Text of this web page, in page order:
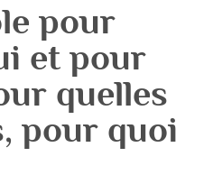
pour
et pour
quelles
pour quoi